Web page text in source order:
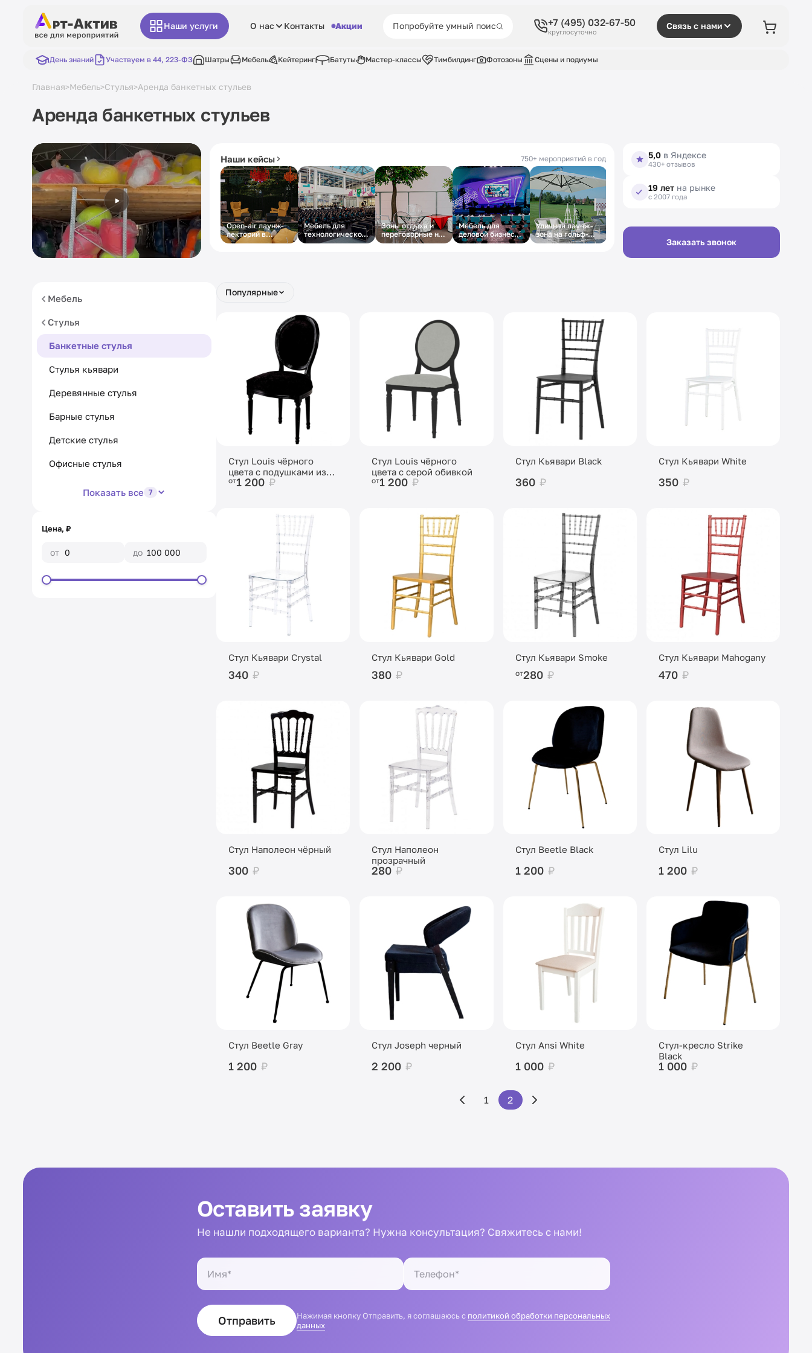
Наши услуги О нас Контакты Акции +7 (495) 032-67-50
круглосуточно
Связь с нами
День знаний Участвуем в 44, 223-ФЗ Шатры Мебель Кейтеринг Батуты Мастер-классы Тимбилдинг Фотозоны Сцены и подиумы
Главная>Мебель>Стулья>Аренда банкетных стульев
Аренда банкетных стульев
Наши кейсы 750+ мероприятий в год
Open-air лаунж-
лекторий в
городском парке
Мебель для
технологического
бизнес-форума
Зоны отдыха и
переговорные на
молодёжном
Мебель для
деловой бизнес-
конференции
Уличная лаунж-
зона на гольф-
турнире
Летняя мебель на
фестиваль
5,0 в Яндексе
430+ отзывов
19 лет на рынке
с 2007 года
Заказать звонок
Мебель
Стулья
Банкетные стулья
Стулья кьявари
Деревянные стулья
Барные стулья
Детские стулья
Офисные стулья
Показать все 7
Цена, ₽
от до
Популярные
Стул Louis чёрного
цвета с подушками из
чёрного бархата
от1 200 ₽
Стул Louis чёрного
цвета с серой обивкой
от1 200 ₽
Стул Кьявари Black
360 ₽
Стул Кьявари White
350 ₽
Стул Кьявари Crystal
340 ₽
Стул Кьявари Gold
380 ₽
Стул Кьявари Smoke
от280 ₽
Стул Кьявари Mahogany
470 ₽
Стул Наполеон чёрный
300 ₽
Стул Наполеон
прозрачный
280 ₽
Стул Beetle Black
1 200 ₽
Стул Lilu
1 200 ₽
Стул Beetle Gray
1 200 ₽
Стул Joseph черный
2 200 ₽
Стул Ansi White
1 000 ₽
Стул-кресло Strike
Black
1 000 ₽
1 2
Оставить заявку
Не нашли подходящего варианта? Нужна консультация? Свяжитесь с нами!
Отправить Нажимая кнопку Отправить, я соглашаюсь с политикой обработки персональных
данных